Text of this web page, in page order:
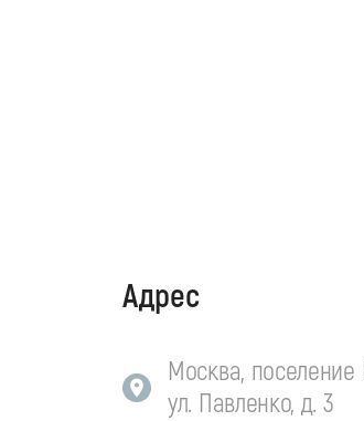
Адрес
Москва, поселение
ул. Павленко, д. 3